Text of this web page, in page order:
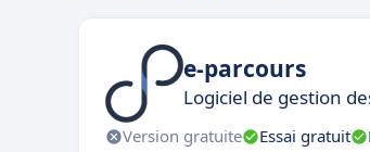
e-parcours
Logiciel de gestion
Version gratuite Essai gratuit